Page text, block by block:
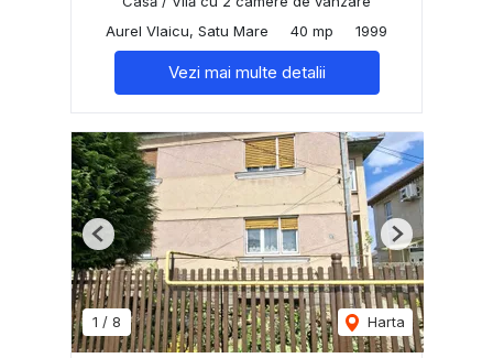
Aurel Vlaicu, Satu Mare
40 mp 1999
Vezi mai multe detalii
1 / 8 Harta
Previous Next